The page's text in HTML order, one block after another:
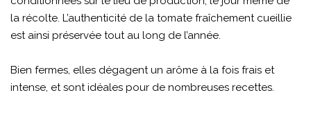
la récolte. L’authenticité de la tomate fraîchement cueillie
est ainsi préservée tout au long de l’année.
Bien fermes, elles dégagent un arôme à la fois frais et
intense, et sont idéales pour de nombreuses recettes.